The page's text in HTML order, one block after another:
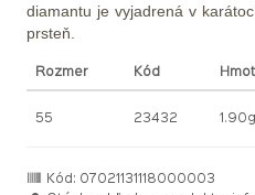
diamantu je vyjadrená v
prsteň.
Rozmer Kód
55 23432 1.90g
Kód: 07021131118000003